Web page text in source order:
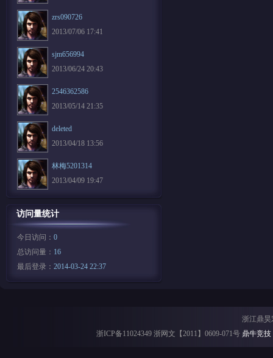
zrs090726
2013/07/06 17:41
sjm656994
2013/06/24 20:43
2546362586
2013/05/14 21:35
deleted
2013/04/18 13:56
林梅5201314
2013/04/09 19:47
访问量统计
今日访问： 0
总访问量： 16
最后登录： 2014-03-24 22:37
浙江鼎昊
浙ICP备11024349 浙网文【2011】0609-071号 鼎牛竞技